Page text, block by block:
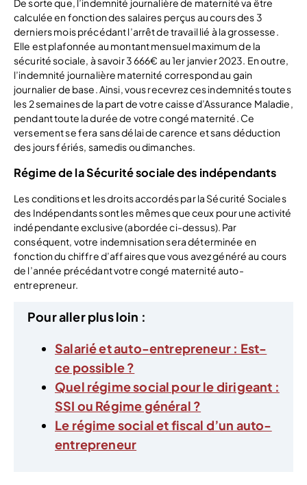
De sorte que, l’indemnité journalière de maternité va être
calculée en fonction des salaires perçus au cours des 3
derniers mois précédant l’arrêt de travail lié à la grossesse.
Elle est plafonnée au montant mensuel maximum de la
sécurité sociale, à savoir 3 666€ au 1er janvier 2023. En outre,
l’indemnité journalière maternité correspond au gain
journalier de base. Ainsi, vous recevrez ces indemnités toutes
les 2 semaines de la part de votre caisse d’Assurance Maladie,
pendant toute la durée de votre congé maternité. Ce
versement se fera sans délai de carence et sans déduction
des jours fériés, samedis ou dimanches.
Régime de la Sécurité sociale des indépendants
Les conditions et les droits accordés par la Sécurité Sociales
des Indépendants sont les mêmes que ceux pour une activité
indépendante exclusive (abordée ci-dessus). Par
conséquent, votre indemnisation sera déterminée en
fonction du chiffre d’affaires que vous avez généré au cours
de l’année précédant votre congé maternité auto-
entrepreneur.
Pour aller plus loin :
Salarié et auto-entrepreneur : Est-
ce possible ?
Quel régime social pour le dirigeant :
SSI ou Régime général ?
Le régime social et fiscal d’un auto-
entrepreneur